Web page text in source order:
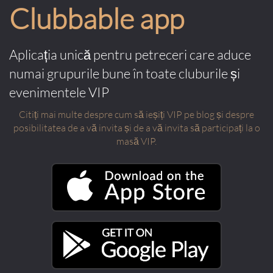
Clubbable app
Aplicația unică pentru petreceri care aduce
numai grupurile bune în toate cluburile și
evenimentele VIP
Citiți mai multe despre cum să ieșiți VIP pe blog și despre
posibilitatea de a vă invita și de a vă invita să participați la o
masă VIP.